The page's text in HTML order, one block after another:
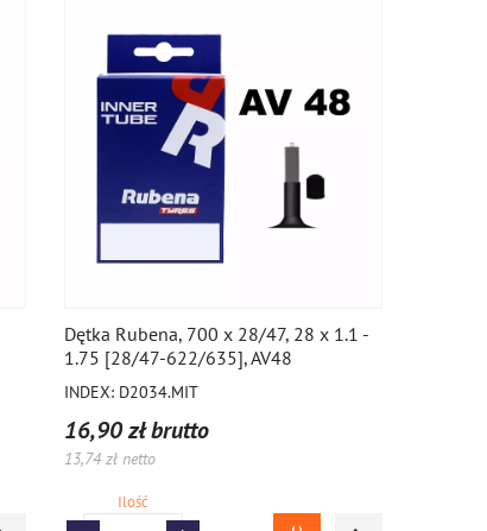
Dętka Rubena, 700 x 28/47, 28 x 1.1 -
1.75 [28/47-622/635], AV48
INDEX: D2034.MIT
16,90 zł brutto
13,74 zł netto
Ilość